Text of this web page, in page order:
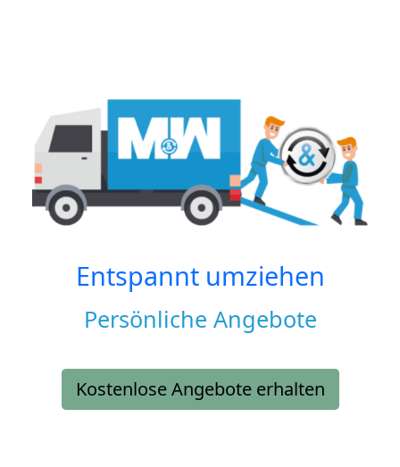
Entspannt umziehen
Persönliche Angebote
Kostenlose Angebote erhalten